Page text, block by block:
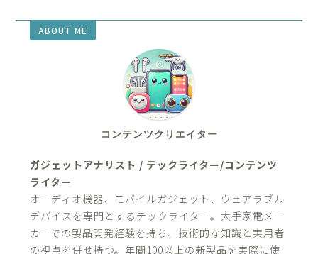
ABOUT ME
コンテンツクリエイター
ガジェットアナリスト / テックライター/コンテンツ
ライター
オーディオ機器、モバイルガジェット、ウェアラブル
デバイスを専門とするテックライター。大手家電メー
カーでの製品開発経験を持ち、技術的な知識と実用者
の視点を併せ持つ。年間100以上の新製品を実際に使